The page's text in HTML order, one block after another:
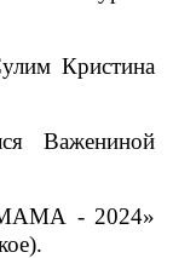
Кристина
Важениной
- 2024»